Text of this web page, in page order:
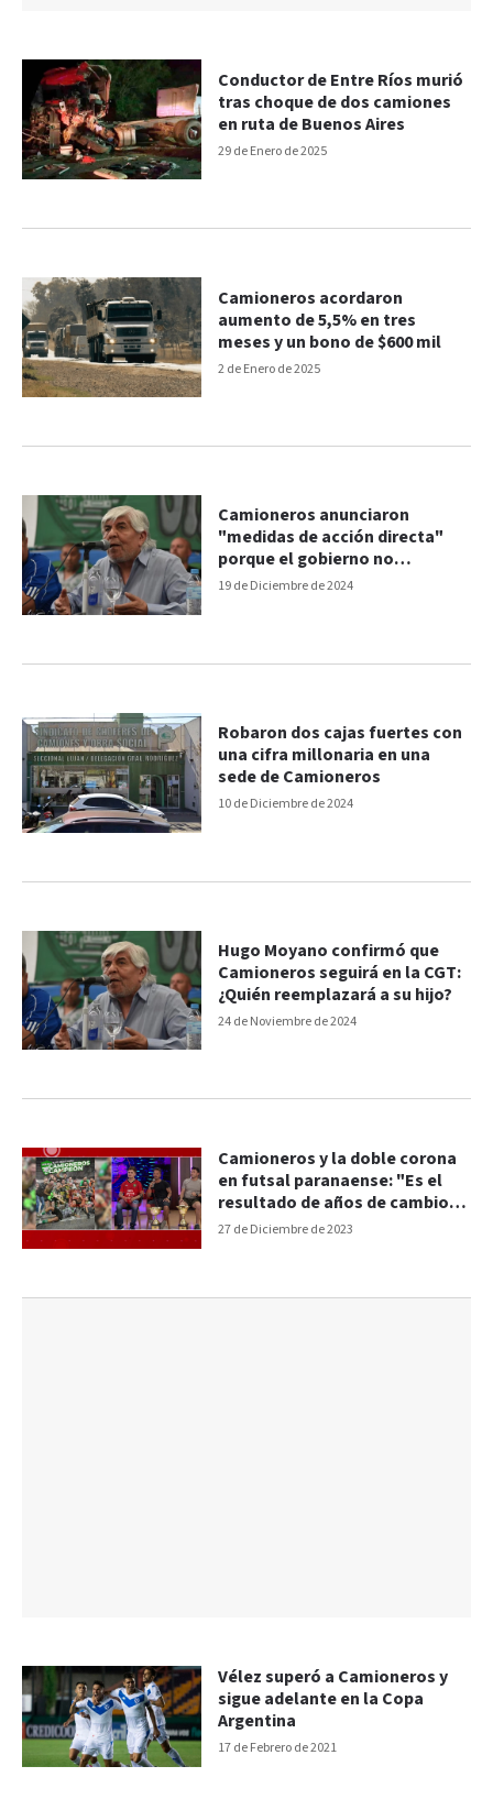
29 de Enero de 2025
Conductor de Entre Ríos murió
tras choque de dos camiones
en ruta de Buenos Aires
2 de Enero de 2025
Camioneros acordaron
aumento de 5,5% en tres
meses y un bono de $600 mil
19 de Diciembre de 2024
Camioneros anunciaron
"medidas de acción directa"
porque el gobierno no
convalida el aumento firmado
10 de Diciembre de 2024
Robaron dos cajas fuertes con
una cifra millonaria en una
sede de Camioneros
24 de Noviembre de 2024
Hugo Moyano confirmó que
Camioneros seguirá en la CGT:
¿Quién reemplazará a su hijo?
27 de Diciembre de 2023
Camioneros y la doble corona
en futsal paranaense: "Es el
resultado de años de cambios y
transformaciones"
17 de Febrero de 2021
Vélez superó a Camioneros y
sigue adelante en la Copa
Argentina